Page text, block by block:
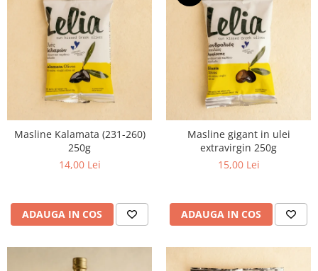
Masline Kalamata (231-260)
250g
14,00 Lei
ADAUGA IN COS
Masline gigant in ulei
extravirgin 250g
15,00 Lei
ADAUGA IN COS